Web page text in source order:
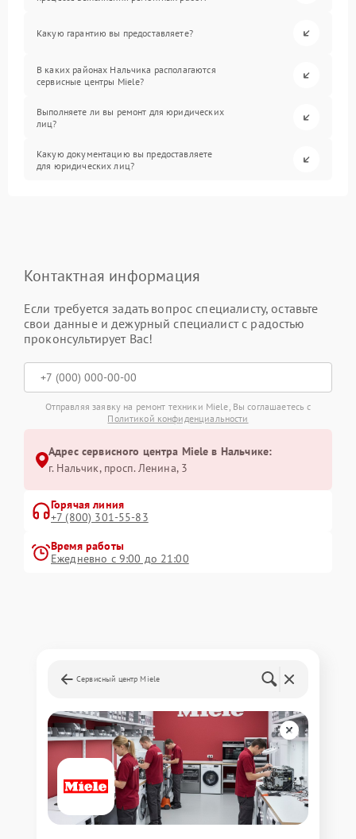
Какую гарантию вы предоставляете?
В каких районах Нальчика располагаются
сервисные центры Miele?
Выполняете ли вы ремонт для юридических
лиц?
Какую документацию вы предоставляете
для юридических лиц?
Контактная информация
Если требуется задать вопрос специалисту, оставьте
свои данные и дежурный специалист с радостью
проконсультирует Вас!
Отправляя заявку на ремонт техники Miele, Вы соглашаетесь с
Политикой конфиденциальности
Адрес сервисного центра Miele в Нальчике:
г. Нальчик, просп. Ленина, 3
Горячая линия
+7 (800) 301-55-83
Время работы
Ежедневно с 9:00 до 21:00
Сервисный центр Miele